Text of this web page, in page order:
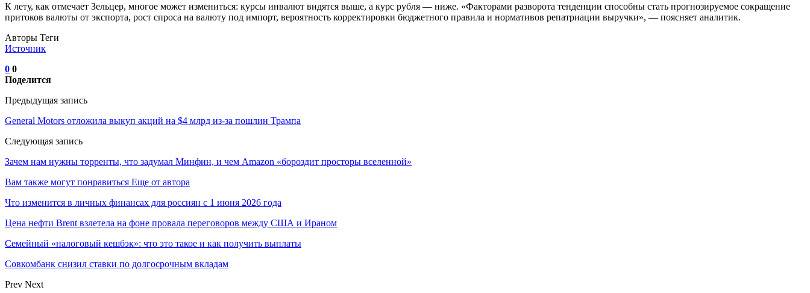
К лету, как отмечает Зельцер, многое может измениться: курсы инвалют видятся выше, а курс рубля — ниже. «Факторами разворота тенденции способны стать прогнозируемое сокращение
притоков валюты от экспорта, рост спроса на валюту под импорт, вероятность корректировки бюджетного правила и нормативов репатриации выручки», — поясняет аналитик.
Авторы Теги
Источник
0 0
Поделится
Предыдущая запись
General Motors отложила выкуп акций на $4 млрд из-за пошлин Трампа
Следующая запись
Зачем нам нужны торренты, что задумал Минфин, и чем Amazon «бороздит просторы вселенной»
Вам также могут понравиться Еще от автора
Что изменится в личных финансах для россиян с 1 июня 2026 года
Цена нефти Brent взлетела на фоне провала переговоров между США и Ираном
Семейный «налоговый кешбэк»: что это такое и как получить выплаты
Совкомбанк снизил ставки по долгосрочным вкладам
Prev Next